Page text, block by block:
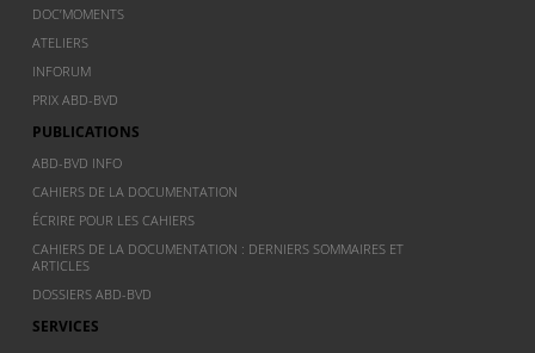
DOC’MOMENTS
ATELIERS
INFORUM
PRIX ABD-BVD
PUBLICATIONS
ABD-BVD INFO
CAHIERS DE LA DOCUMENTATION
ÉCRIRE POUR LES CAHIERS
CAHIERS DE LA DOCUMENTATION : DERNIERS SOMMAIRES ET
ARTICLES
DOSSIERS ABD-BVD
SERVICES